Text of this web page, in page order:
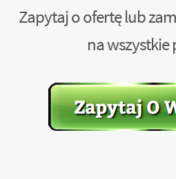
Zapytaj o ofertę lub
na wszystkie